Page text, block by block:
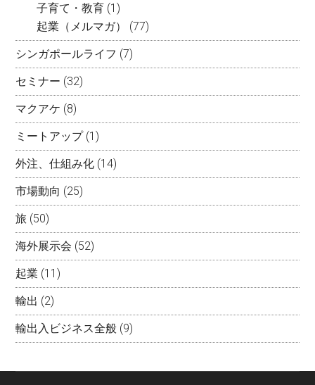
子育て・教育 (1)
起業（メルマガ）
(77)
シンガポールライフ (7)
セミナー (32)
マクアケ (8)
ミートアップ(1)
外注、仕組み化 (14)
市場動向 (25)
旅 (50)
海外展示会 (52)
起業 (11)
輸出 (2)
輸出入ビジネス全般 (9)